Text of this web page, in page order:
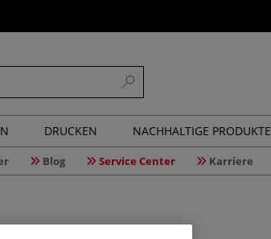
DRUCKEN NACHHALTIGE PRODUKTE
Blog Service Center Karriere